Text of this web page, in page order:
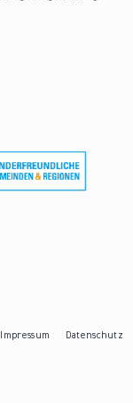
Impressum
Datenschutz